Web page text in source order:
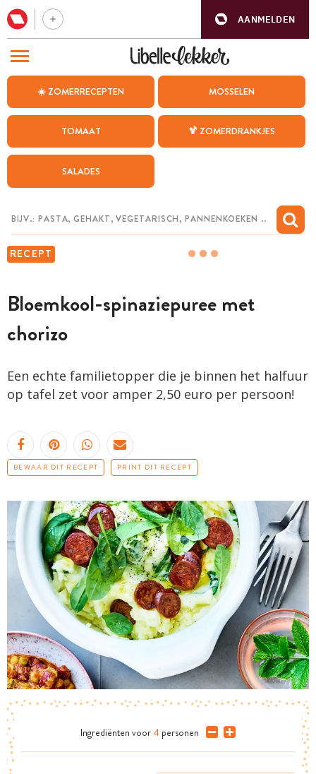
AANMELDEN
☀️ ZOMERRECEPTEN MOSSELEN
TOMAAT 🍹 ZOMERDRANKJES
SALADES
RECEPT
Bloemkool-spinaziepuree met
chorizo
Een echte familietopper die je binnen het halfuur
op tafel zet voor amper 2,50 euro per persoon!
BEWAAR DIT RECEPT PRINT DIT RECEPT
Ingrediënten voor 4 personen
BEZOEK ONZE ANDERE WEBSITES
WEEKMENU
CHAT MET MAIA
MIJN BEWAARDE RECEPTEN